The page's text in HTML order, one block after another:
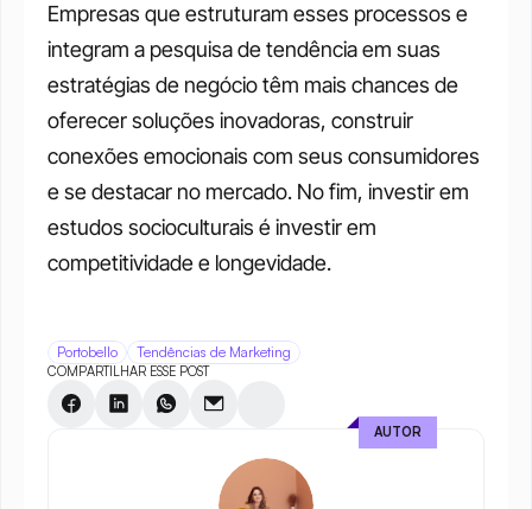
Empresas que estruturam esses processos e
integram a pesquisa de tendência em suas
estratégias de negócio têm mais chances de
oferecer soluções inovadoras, construir
conexões emocionais com seus consumidores
e se destacar no mercado. No fim, investir em
estudos socioculturais é investir em
competitividade e longevidade.
Portobello Tendências de Marketing
COMPARTILHAR ESSE POST
AUTOR